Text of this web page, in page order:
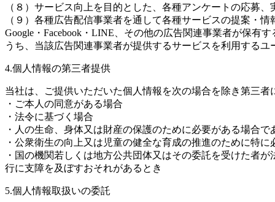
（８）サービス向上を目的とした、各種アンケートの応募、
（９）各種広告配信事業者を通して各種サービスの提案・情
Google・Facebook・LINE、その他の広告関連事業者が保有
うち、当該広告関連事業者が提供するサービスを利用する
4.個人情報の第三者提供
当社は、ご提供いただいた個人情報を次の場合を除き第三者
・ご本人の同意がある場合
・法令に基づく場合
・人の生命、身体又は財産の保護のために必要がある場合
・公衆衛生の向上又は児童の健全な育成の推進のために特
・国の機関若しくは地方公共団体又はその委託を受けた者
行に支障を及ぼすおそれがあるとき
5.個人情報取扱いの委託